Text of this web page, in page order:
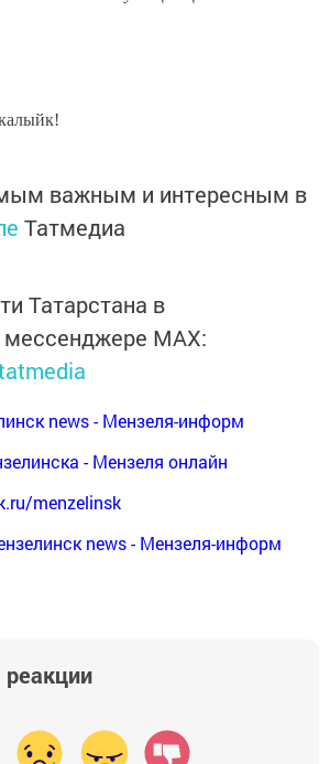
важным и интересным в
Татмедиа
Татарстана в
MАХ:
news - Мензеля-информ
- Мензеля онлайн
menzelinsk
news - Мензеля-информ
реакции